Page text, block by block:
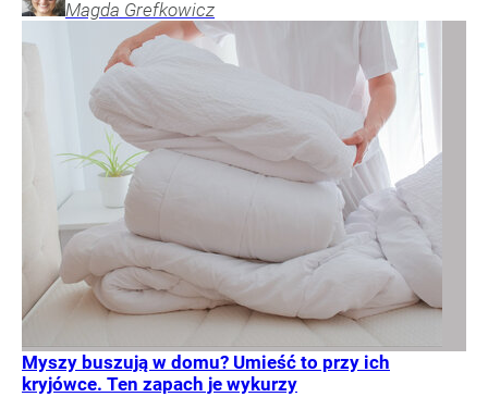
Magda Grefkowicz
Myszy buszują w domu? Umieść to przy ich
kryjówce. Ten zapach je wykurzy